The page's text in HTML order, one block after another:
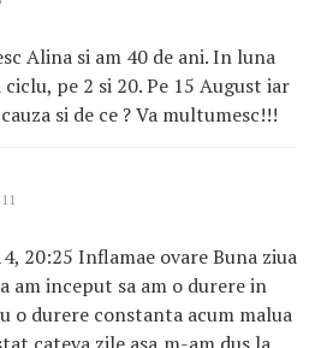
Alina si am 40 de ani. In luna
pe 2 si 20. Pe 15 August iar
si de ce ? Va multumesc!!!
20:25 Inflamae ovare Buna ziua
am inceput sa am o durere in
o durere constanta acum malua